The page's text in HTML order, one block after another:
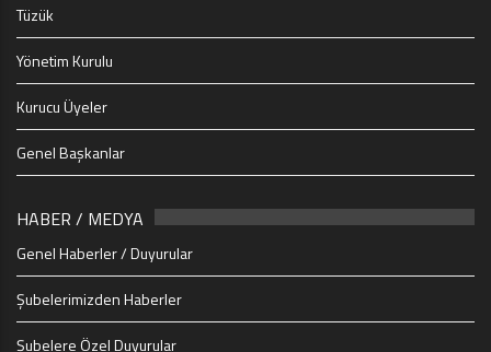
Tüzük
Yönetim Kurulu
Kurucu Üyeler
Genel Başkanlar
HABER / MEDYA
Genel Haberler / Duyurular
Şubelerimizden Haberler
Şubelere Özel Duyurular